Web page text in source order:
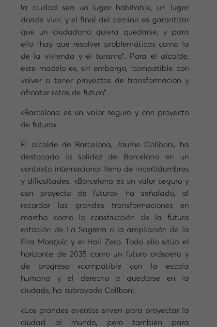
la ciudad sea un lugar habitable, un lugar
donde vivir, y el final del camino es garantizar
que un ciudadano quiera quedarse, y para
ello “hay que resolver problemáticas como la
de la vivienda y el turismo”. Para el alcalde,
este modelo es, sin embargo, “compatible con
volver a tener proyectos de transformación y
afrontar retos de futuro”.
«Barcelona es un valor seguro y con proyecto
de futuro»
El alcalde de Barcelona, Jaume Collboni, ha
destacado la solidez de Barcelona en un
contexto internacional lleno de incertidumbres
y dificultades. «Barcelona es un valor seguro y
con proyecto de futuro», ha señalado, al
recordar las grandes transformaciones en
marcha como la construcción de la futura
estación de La Sagrera o la ampliación de la
Fira Montjuïc y el Hall Zero. Todo ello sitúa el
horizonte de 2035 como un futuro próspero y
de progreso «compatible con la escala
humana y el derecho a quedarse en la
ciudad», ha subrayado Collboni.
«Los grandes eventos sirven para proyectar la
ciudad al mundo, pero también para